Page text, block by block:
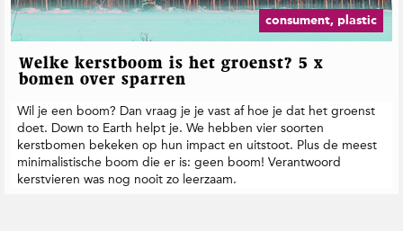
consument, plastic
Welke kerstboom is het groenst? 5 x
bomen over sparren
Wil je een boom? Dan vraag je je vast af hoe je dat het groenst
doet. Down to Earth helpt je. We hebben vier soorten
kerstbomen bekeken op hun impact en uitstoot. Plus de meest
minimalistische boom die er is: geen boom! Verantwoord
kerstvieren was nog nooit zo leerzaam.